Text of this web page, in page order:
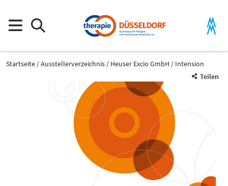
Startseite Ausstellerverzeichnis Heuser Excio GmbH
Intension
Teilen